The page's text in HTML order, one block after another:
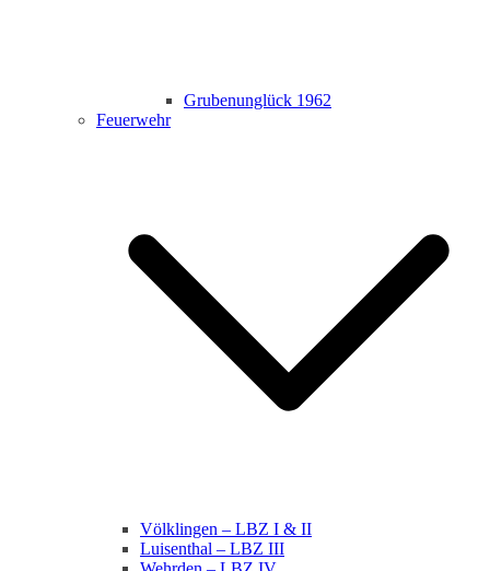
Grubenunglück 1962
Feuerwehr
Völklingen – LBZ I & II
Luisenthal – LBZ III